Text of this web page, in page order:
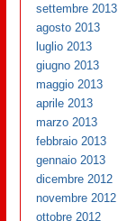
settembre 2013
agosto 2013
luglio 2013
giugno 2013
maggio 2013
aprile 2013
marzo 2013
febbraio 2013
gennaio 2013
dicembre 2012
novembre 2012
ottobre 2012